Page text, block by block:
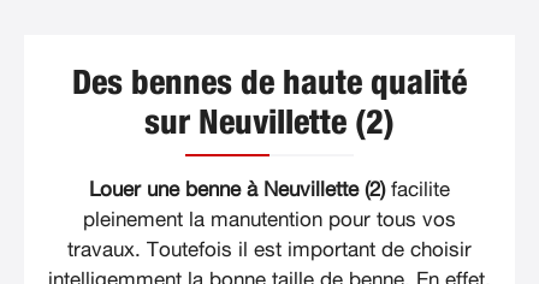
Des bennes de haute qualité
sur Neuvillette (2)
Louer une benne à Neuvillette (2)facilite
pleinement la manutention pour tous vos
travaux. Toutefois il est important de choisir
intelligemment la bonne taille de benne. En effet,